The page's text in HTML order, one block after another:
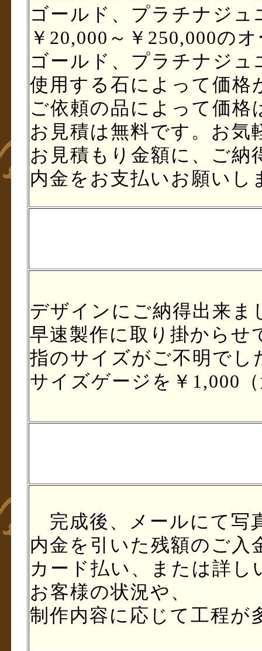
ゴールド、プラチナジュ
￥20,000～￥250,000の
ゴールド、プラチナジュ
使用する石によって価格
ご依頼の品によって価格
お見積は無料です。お
お見積もり金額に、ご納
内金をお支払いお願いし
デザインにご納得出来ま
早速製作に取り掛からせ
指のサイズがご不明でし
サイズゲージを￥1,000
完成後、メールにて写
内金を引いた残額のご入
カード払い、または詳し
お客様の状況や、
制作内容に応じて工程が